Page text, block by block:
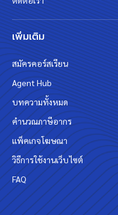
เพิ่มเติม
สมัครคอร์สเรียน
Agent Hub
บทความทั้งหมด
คำนวณภาษีอากร
แพ็คเกจโฆษณา
วิธีการใช้งานเว็บไซต์
FAQ